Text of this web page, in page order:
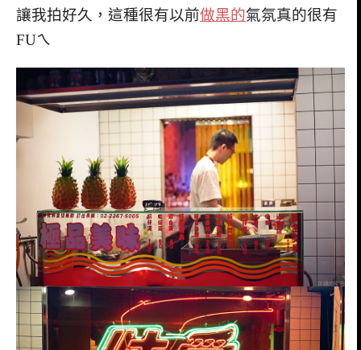
讓我拍好久，這種很有以前做黑的氣氛真的很有
FUㄟ